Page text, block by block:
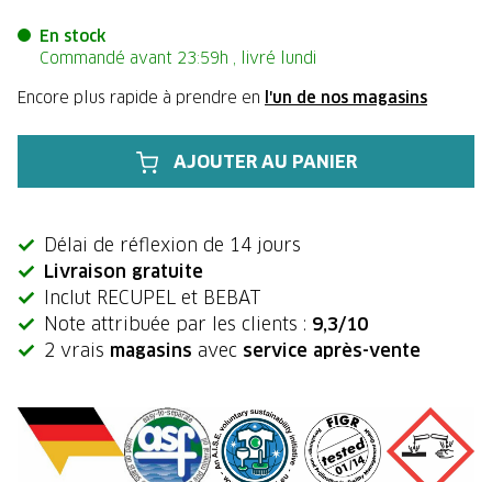
En stock
Commandé avant 23:59h , livré lundi
Encore plus rapide à prendre en l'un de nos magasins
AJOUTER AU PANIER
Délai de réflexion de 14 jours
Livraison gratuite
Inclut RECUPEL et BEBAT
Note attribuée par les clients : 9,3/10
2 vrais magasins avec service après-vente